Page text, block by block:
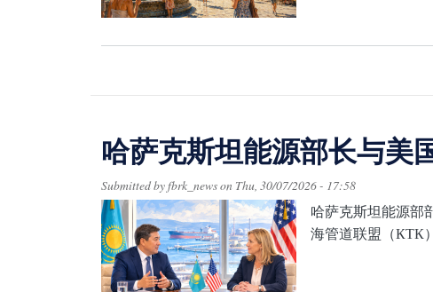
哈萨克斯坦能源部长与美
Submitted byfbrk_newson Thu, 30/07/2026 - 17:58
哈萨克斯坦能源部
海管道联盟（КТК